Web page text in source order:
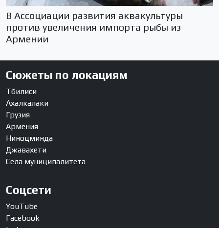
В Ассоциации развития аквакультуры
против увеличения импорта рыбы из
Армении
Сюжеты по локациям
Тбилиси
Ахалкалаки
Грузия
Армения
Ниноцминда
Джавахети
Села муниципалитета
Соцсети
YouTube
Facebook